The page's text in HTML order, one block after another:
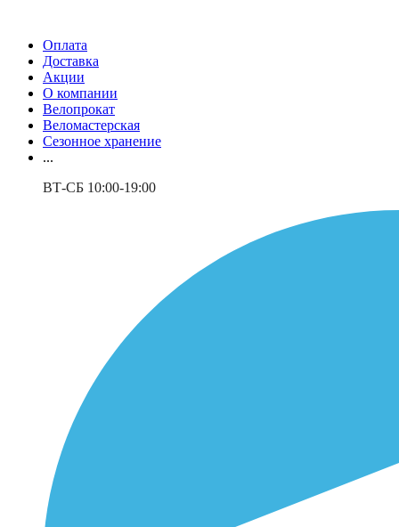
Оплата
Доставка
Акции
О компании
Велопрокат
Веломастерская
Сезонное хранение
...
ВТ-СБ 10:00-19:00